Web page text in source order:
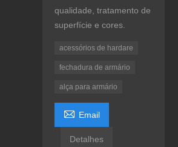
qualidade, tratamento de
superfície e cores.
acessórios de hardare
fechadura de armário
alça para armário
 Email
Detalhes